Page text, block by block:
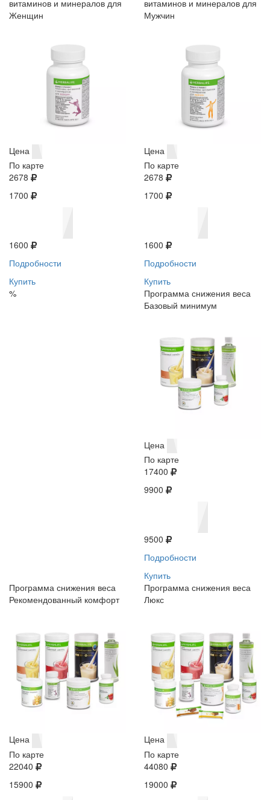
витаминов и минералов для
Женщин
Цена
По карте
2678
1700
1600
Подробности
Купить
%
витаминов и минералов для
Мужчин
Цена
По карте
2678
1700
1600
Подробности
Купить
Программа снижения веса
Базовый минимум
Цена
По карте
17400
9900
9500
Подробности
Купить
Программа снижения веса
Рекомендованный комфорт
Цена
По карте
22040
15900
Программа снижения веса
Люкс
Цена
По карте
44080
19000